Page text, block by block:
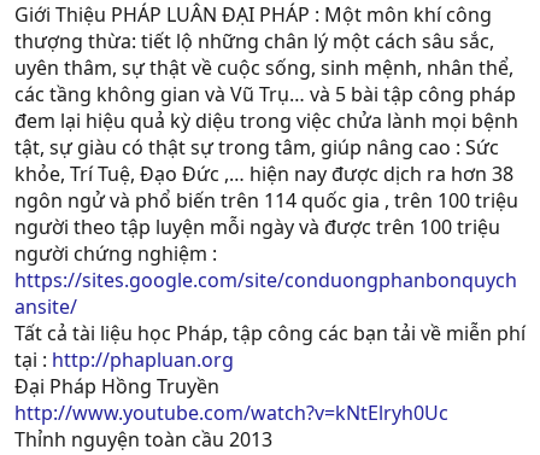
Giới Thiệu PHÁP LUÂN ĐẠI PHÁP : Một môn khí công
thượng thừa: tiết lộ những chân lý một cách sâu sắc,
uyên thâm, sự thật về cuộc sống, sinh mệnh, nhân thể,
các tầng không gian và Vũ Trụ… và 5 bài tập công pháp
đem lại hiệu quả kỳ diệu trong việc chửa lành mọi bệnh
tật, sự giàu có thật sự trong tâm, giúp nâng cao : Sức
khỏe, Trí Tuệ, Ðạo Ðức ,… hiện nay được dịch ra hơn 38
ngôn ngử và phổ biến trên 114 quốc gia , trên 100 triệu
người theo tập luyện mỗi ngày và được trên 100 triệu
người chứng nghiệm :
https://sites.google.com/site/conduongphanbonquych
ansite/
Tất cả tài liệu học Pháp, tập công các bạn tải về miễn phí
tại : http://phapluan.org
Đại Pháp Hồng Truyền
http://www.youtube.com/watch?v=kNtElryh0Uc
Thỉnh nguyện toàn cầu 2013